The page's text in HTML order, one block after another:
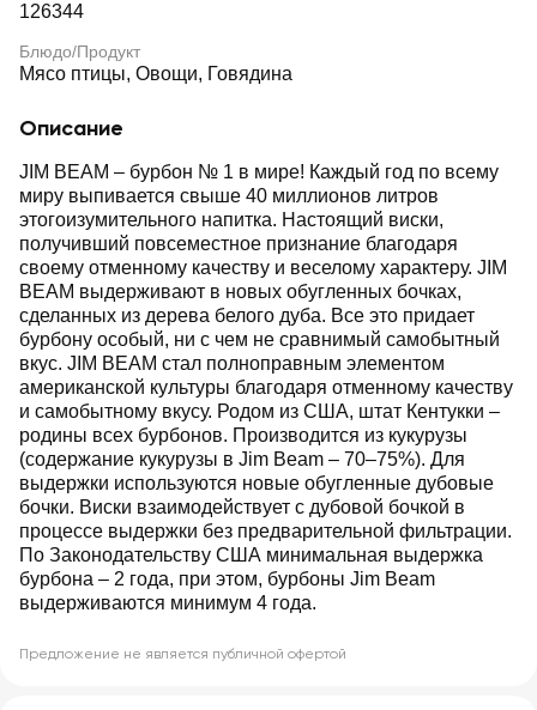
126344
Блюдо/Продукт
Мясо птицы, Овощи, Говядина
Описание
JIM BEAM – бурбон № 1 в мире! Каждый год по всему
миру выпивается свыше 40 миллионов литров
этогоизумительного напитка. Настоящий виски,
получивший повсеместное признание благодаря
своему отменному качеству и веселому характеру. JIM
BEAM выдерживают в новых обугленных бочках,
сделанных из дерева белого дуба. Все это придает
бурбону особый, ни с чем не сравнимый самобытный
вкус. JIM BEAM стал полноправным элементом
американской культуры благодаря отменному качеству
и самобытному вкусу. Родом из США, штат Кентукки –
родины всех бурбонов. Производится из кукурузы
(содержание кукурузы в Jim Beam – 70–75%). Для
выдержки используются новые обугленные дубовые
бочки. Виски взаимодействует с дубовой бочкой в
процессе выдержки без предварительной фильтрации.
По Законодательству США минимальная выдержка
бурбона – 2 года, при этом, бурбоны Jim Beam
выдерживаются минимум 4 года.
Предложение не является публичной офертой